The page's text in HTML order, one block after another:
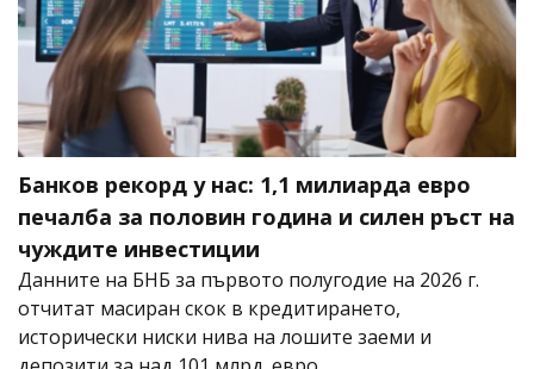
Банков рекорд у нас: 1,1 милиарда евро
печалба за половин година и силен ръст на
чуждите инвестиции
Данните на БНБ за първото полугодие на 2026 г.
отчитат масиран скок в кредитирането,
исторически ниски нива на лошите заеми и